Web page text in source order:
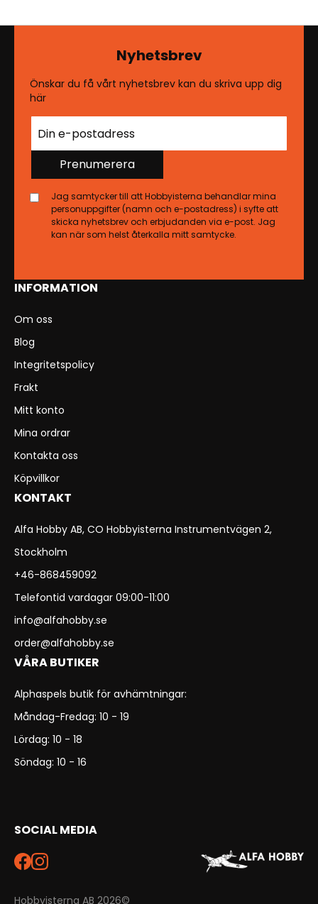
INFORMATION
Om oss
Blog
Integritetspolicy
Frakt
Mitt konto
Mina ordrar
Kontakta oss
Köpvillkor
KONTAKT
Alfa Hobby AB, CO Hobbyisterna Instrumentvägen 2,
Stockholm
+46-868459092
Telefontid vardagar 09:00-11:00
info@alfahobby.se
order@alfahobby.se
VÅRA BUTIKER
Alphaspels butik för avhämtningar:
Måndag-Fredag: 10 - 19
Lördag: 10 - 18
Söndag: 10 - 16
SOCIAL MEDIA
Nyhetsbrev
Önskar du få vårt nyhetsbrev kan du skriva upp dig
här
Prenumerera
Jag samtycker till att Hobbyisterna behandlar mina
personuppgifter (namn och e-postadress) i syfte att
skicka nyhetsbrev och erbjudanden via e-post. Jag
kan när som helst återkalla mitt samtycke.
Hobbyisterna AB 2026©